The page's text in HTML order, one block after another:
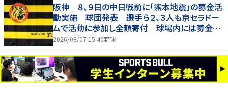
阪神 ８、９日の中日戦前に「熊本地震」の募金活
動実施 球団発表 選手ら２、３人も京セラドー
ムで活動に参加し全額寄付 球場内には募金箱
も設置
2026/08/07 15:40野球